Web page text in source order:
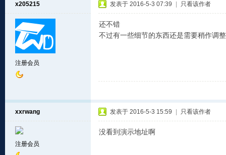
x205215
注册会员
发表于 2016-5-3 07:39 只看该作者
还不错
不过有一些细节的东西还是需要稍作调整
xxrwang
注册会员
发表于 2016-5-3 15:59 只看该作者
没看到演示地址啊